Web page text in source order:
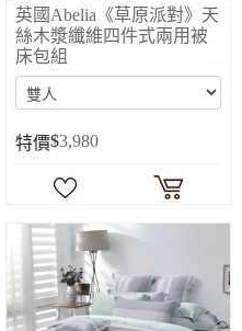
英國Abelia《草原派對》天
絲木漿纖維四件式兩用被
床包組
特價$3,980